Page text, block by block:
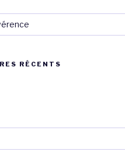
RÉCENTS